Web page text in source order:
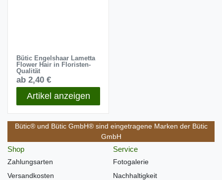
Bütic Engelshaar Lametta
Flower Hair in Floristen-
Qualität
ab 2,40 €
Artikel anzeigen
Bütic® und Bütic GmbH® sind eingetragene Marken der Bütic
GmbH
Shop
Zahlungsarten
Versandkosten
Service
Fotogalerie
Nachhaltigkeit